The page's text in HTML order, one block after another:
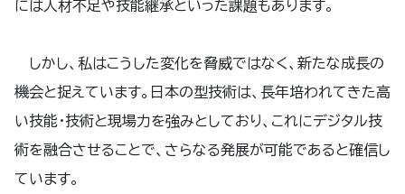
には人材不足や技能継承といった課題もあります。
しかし、私はこうした変化を脅威ではなく、新たな成長の
機会と捉えています。日本の型技術は、長年培われてきた高
い技能・技術と現場力を強みとしており、これにデジタル技
術を融合させることで、さらなる発展が可能であると確信し
ています。